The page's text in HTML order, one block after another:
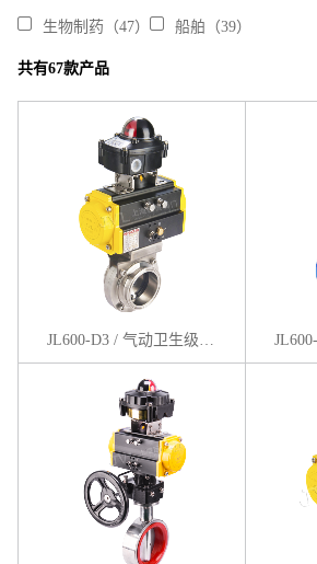
生物制药（47） 船舶（39）
共有67款产品